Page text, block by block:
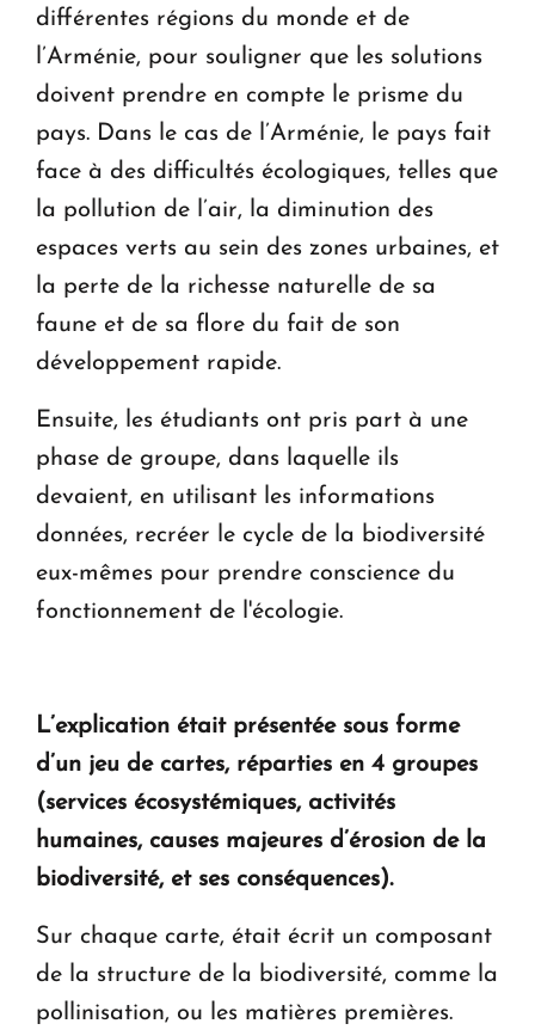
différentes régions du monde et de
l’Arménie, pour souligner que les solutions
doivent prendre en compte le prisme du
pays. Dans le cas de l’Arménie, le pays fait
face à des difficultés écologiques, telles que
la pollution de l’air, la diminution des
espaces verts au sein des zones urbaines, et
la perte de la richesse naturelle de sa
faune et de sa flore du fait de son
développement rapide.
Ensuite, les étudiants ont pris part à une
phase de groupe, dans laquelle ils
devaient, en utilisant les informations
données, recréer le cycle de la biodiversité
eux-mêmes pour prendre conscience du
fonctionnement de l'écologie.
L’explication était présentée sous forme
d’un jeu de cartes, réparties en 4 groupes
(services écosystémiques, activités
humaines, causes majeures d’érosion de la
biodiversité, et ses conséquences).
Sur chaque carte, était écrit un composant
de la structure de la biodiversité, comme la
pollinisation, ou les matières premières.